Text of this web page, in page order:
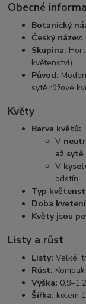
Obecné
Botanický
Český název:
Skupina:
květenství)
Původ:
sytě růžové
Květy
Barva květů:
V
až sytě
V
odstín
Typ
Doba
Květy jsou
Listy a růst
Listy: Velké,
Růst:
Výška:
Šířka: kolem